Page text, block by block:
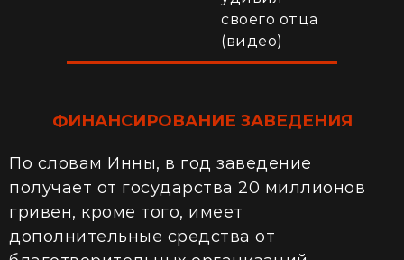
своего отца
(видео)
ФИНАНСИРОВАНИЕ ЗАВЕДЕНИЯ
По словам Инны, в год заведение
получает от государства 20 миллионов
гривен, кроме того, имеет
дополнительные средства от